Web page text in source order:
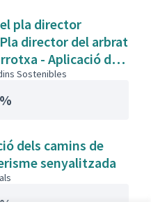
pla director
director del arbrat
- Aplicació del
Rambla Nova
y arreglar
Sostenibles
dels camins de
senyalitzada